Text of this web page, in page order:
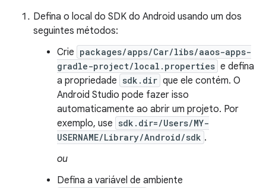
Defina o local do SDK do Android usando um dos
seguintes métodos:
Crie packages/apps/Car/libs/aaos-apps-
gradle-project/local.properties e defina
a propriedade sdk.dir que ele contém. O
Android Studio pode fazer isso
automaticamente ao abrir um projeto. Por
exemplo, use sdk.dir=/Users/MY-
USERNAME/Library/Android/sdk .
ou
Defina a variável de ambiente